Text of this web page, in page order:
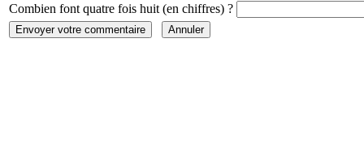
Combien font quatre fois huit (en chiffres) ?